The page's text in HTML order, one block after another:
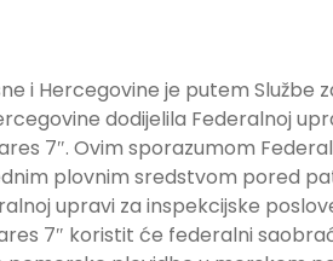
i Hercegovine je putem Službe
dodijelila Federalnoj
7″. Ovim sporazumom
plovnim sredstvom pored
upravi za inspekcijske
7″ koristit će federalni